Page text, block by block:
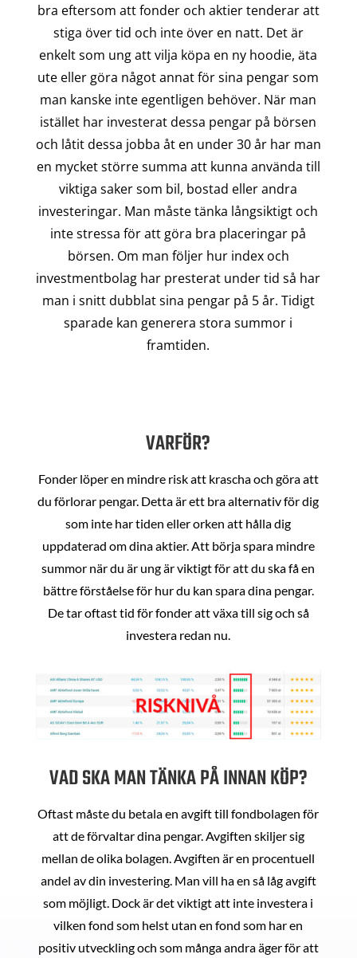
bra eftersom att fonder och aktier tenderar att
stiga över tid och inte över en natt. Det är
enkelt som ung att vilja köpa en ny hoodie, äta
ute eller göra något annat för sina pengar som
man kanske inte egentligen behöver. När man
istället har investerat dessa pengar på börsen
och låtit dessa jobba åt en under 30 år har man
en mycket större summa att kunna använda till
viktiga saker som bil, bostad eller andra
investeringar. Man måste tänka långsiktigt och
inte stressa för att göra bra placeringar på
börsen. Om man följer hur index och
investmentbolag har presterat under tid så har
man i snitt dubblat sina pengar på 5 år. Tidigt
sparade kan generera stora summor i
framtiden.
VARFÖR?
Fonder löper en mindre risk att krascha och göra att
du förlorar pengar. Detta är ett bra alternativ för dig
som inte har tiden eller orken att hålla dig
uppdaterad om dina aktier. Att börja spara mindre
summor när du är ung är viktigt för att du ska få en
bättre förståelse för hur du kan spara dina pengar.
De tar oftast tid för fonder att växa till sig och så
investera redan nu.
VAD SKA MAN TÄNKA PÅ INNAN KÖP?
Oftast måste du betala en avgift till fondbolagen för
att de förvaltar dina pengar. Avgiften skiljer sig
mellan de olika bolagen. Avgiften är en procentuell
andel av din investering. Man vill ha en så låg avgift
som möjligt. Dock är det viktigt att inte investera i
vilken fond som helst utan en fond som har en
positiv utveckling och som många andra äger för att